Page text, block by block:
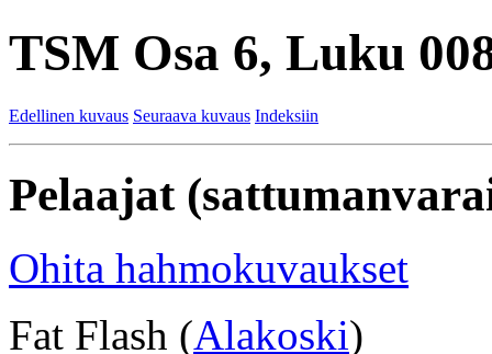
TSM Osa 6, Luku
Edellinen kuvaus Seuraava kuvaus Indeksiin
Pelaajat
Ohita hahmokuvaukset
Fat Flash (Alakoski)